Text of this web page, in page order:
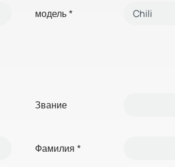
модель*
Звание
Фамилия *